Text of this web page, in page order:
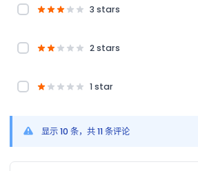
3 stars
2 stars
1 star
显示 10 条，共 11 条评论